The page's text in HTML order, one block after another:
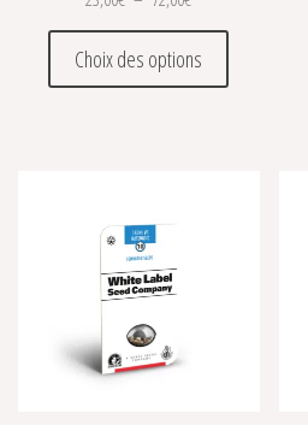
Choix des options
Ce produit